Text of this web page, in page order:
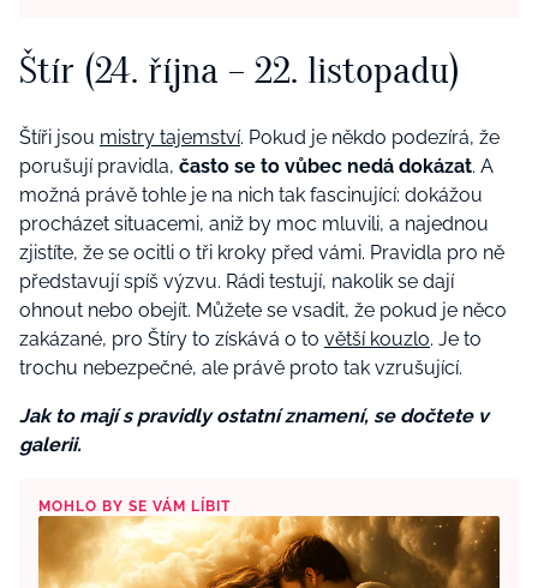
Štír (24. října – 22. listopadu)
Štíři jsou mistry tajemství. Pokud je někdo podezírá, že
porušují pravidla, často se to vůbec nedá dokázat. A
možná právě tohle je na nich tak fascinující: dokážou
procházet situacemi, aniž by moc mluvili, a najednou
zjistíte, že se ocitli o tři kroky před vámi. Pravidla pro ně
představují spíš výzvu. Rádi testují, nakolik se dají
ohnout nebo obejít. Můžete se vsadit, že pokud je něco
zakázané, pro Štíry to získává o to větší kouzlo. Je to
trochu nebezpečné, ale právě proto tak vzrušující.
Jak to mají s pravidly ostatní znamení, se dočtete v
galerii.
MOHLO BY SE VÁM LÍBIT